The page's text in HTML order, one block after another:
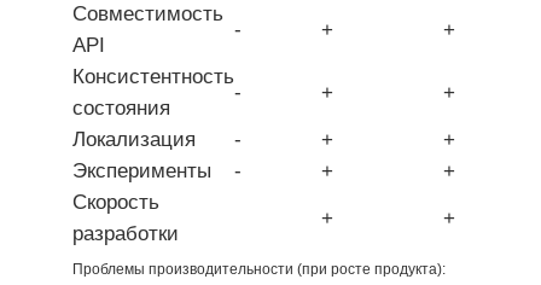
Совместимость
API
- + +
Консистентность
состояния
- + +
Локализация - +
+
Эксперименты
- +
+
Скорость
разработки
+ +
Проблемы производительности (при росте продукта):